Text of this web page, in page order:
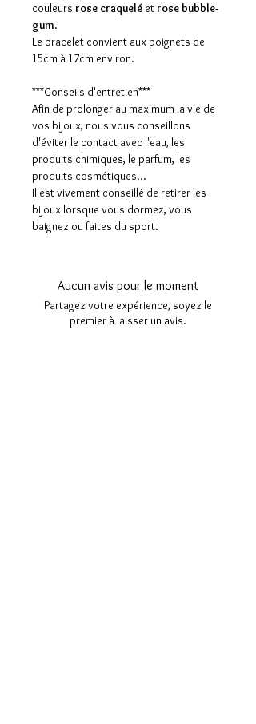
couleurs rose craquelé et rose bubble-
gum.
Le bracelet convient aux poignets de
15cm à 17cm environ.
***Conseils d'entretien***
Afin de prolonger au maximum la vie de
vos bijoux, nous vous conseillons
d'éviter le contact avec l'eau, les
produits chimiques, le parfum, les
produits cosmétiques...
Il est vivement conseillé de retirer les
bijoux lorsque vous dormez, vous
baignez ou faites du sport.
Aucun avis pour le moment
Partagez votre expérience, soyez le
premier à laisser un avis.